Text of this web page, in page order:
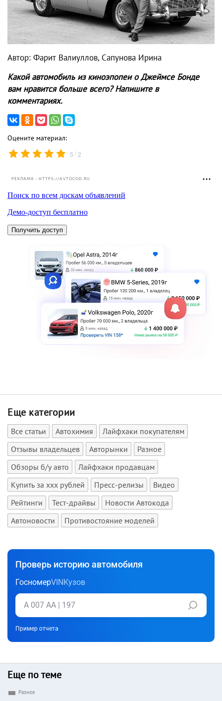
Автор: Фарит Валиуллов, Сапунова Ирина
Какой автомобиль из киноэпопеи о Джеймсе Бонде
вам нравится больше всего? Напишите в
комментариях.
Оцените материал:
5 /2
РЕКЛАМА • HTTPS://AVTOCOD.RU
Еще категории
Все статьи Автохимия
Лайфхаки покупателям
Отзывы владельцев
Авторынки
Разное
Обзоры б/у авто
Лайфхаки продавцам
Купить за xxx рублей
Пресс-релизы
Видео
Рейтинги
Тест-драйвы
Новости Автокода
Автоновости
Противостояние моделей
Проверь историю автомобиля
ГосномерVINКузов
Пример отчета
Еще по теме
Разное